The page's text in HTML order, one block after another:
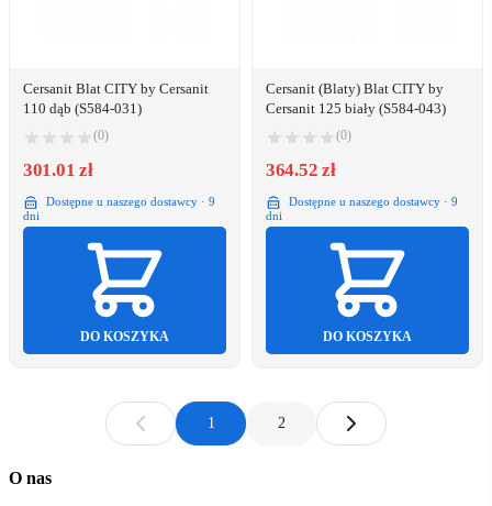
Cersanit Blat CITY by Cersanit
110 dąb (S584-031)
(0)
301.01 zł
Dostępne u naszego dostawcy · 9
dni
DO KOSZYKA
Cersanit (Blaty) Blat CITY by
Cersanit 125 biały (S584-043)
(0)
364.52 zł
Dostępne u naszego dostawcy · 9
dni
DO KOSZYKA
1 2
O nas